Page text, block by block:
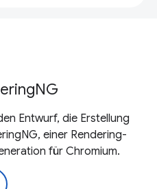
Entwurf, die Erstellung
einer Rendering-
für Chromium.